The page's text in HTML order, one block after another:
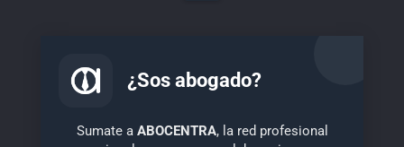
¿Sos abogado?
Sumate a ABOCENTRA, la red profesional